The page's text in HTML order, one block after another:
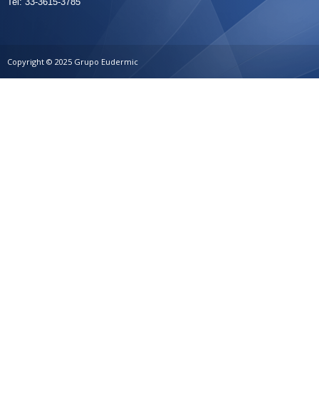
Copyright © 2025 Grupo Eudermic